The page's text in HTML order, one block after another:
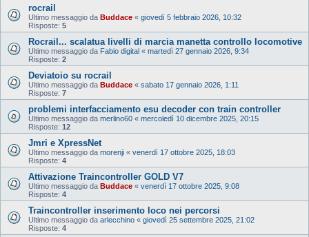
rocrail
Ultimo messaggio da Buddace « giovedì 5 febbraio 2026, 10:32
Risposte: 5
Rocrail... scalatua livelli di marcia manetta controllo locomotive
Ultimo messaggio da Fabio digital « martedì 27 gennaio 2026, 9:34
Risposte: 2
Deviatoio su rocrail
Ultimo messaggio da Buddace « sabato 17 gennaio 2026, 1:11
Risposte: 7
problemi interfacciamento esu decoder con train controller
Ultimo messaggio da merlino60 « mercoledì 10 dicembre 2025, 20:15
Risposte: 12
Jmri e XpressNet
Ultimo messaggio da morenji « venerdì 17 ottobre 2025, 18:03
Risposte: 4
Attivazione Traincontroller GOLD V7
Ultimo messaggio da Buddace « venerdì 17 ottobre 2025, 9:08
Risposte: 4
Traincontroller inserimento loco nei percorsi
Ultimo messaggio da arlecchino « giovedì 25 settembre 2025, 21:02
Risposte: 4